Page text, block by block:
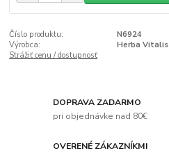
Číslo produktu:
N6924
Výrobca:
Herba Vitalis
Strážiť cenu / dostupnosť
DOPRAVA ZADARMO
pri objednávke nad 80€
OVERENÉ ZÁKAZNÍKMI